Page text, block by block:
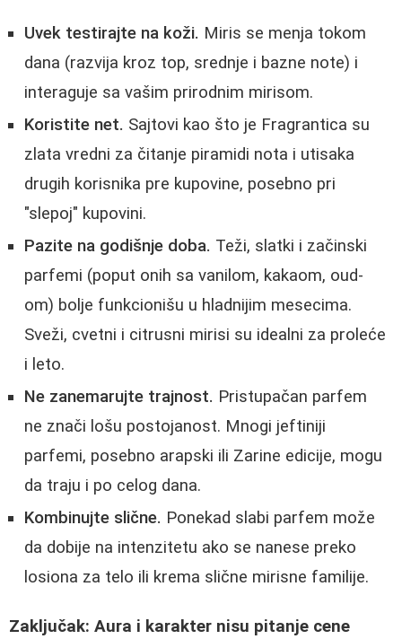
Uvek testirajte na koži. Miris se menja tokom
dana (razvija kroz top, srednje i bazne note) i
interaguje sa vašim prirodnim mirisom.
Koristite net. Sajtovi kao što je Fragrantica su
zlata vredni za čitanje piramidi nota i utisaka
drugih korisnika pre kupovine, posebno pri
"slepoj" kupovini.
Pazite na godišnje doba. Teži, slatki i začinski
parfemi (poput onih sa vanilom, kakaom, oud-
om) bolje funkcionišu u hladnijim mesecima.
Sveži, cvetni i citrusni mirisi su idealni za proleće
i leto.
Ne zanemarujte trajnost. Pristupačan parfem
ne znači lošu postojanost. Mnogi jeftiniji
parfemi, posebno arapski ili Zarine edicije, mogu
da traju i po celog dana.
Kombinujte slične. Ponekad slabi parfem može
da dobije na intenzitetu ako se nanese preko
losiona za telo ili krema slične mirisne familije.
Zaključak: Aura i karakter nisu pitanje cene